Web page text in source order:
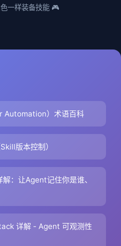
一样装备技能 🎮
Automation）术语百科
版本控制）
：让Agent记住你是谁、
详解 - Agent 可观测性